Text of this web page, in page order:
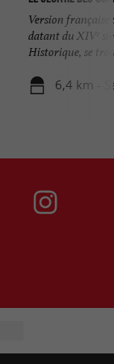
Version
datant du XIVᵉ
Historique, se
6,4 km -